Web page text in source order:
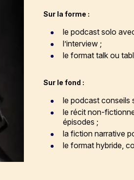
Sur la forme :
le podcast solo
l’interview ;
le format talk ou
Sur le fond :
le podcast conseils
le récit non-
épisodes ;
la fiction narrative
le format hybride,